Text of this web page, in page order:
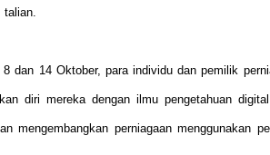
talian.
dan 14 Oktober, para individu dan pemilik
diri mereka dengan ilmu pengetahuan
mengembangkan perniagaan menggunakan